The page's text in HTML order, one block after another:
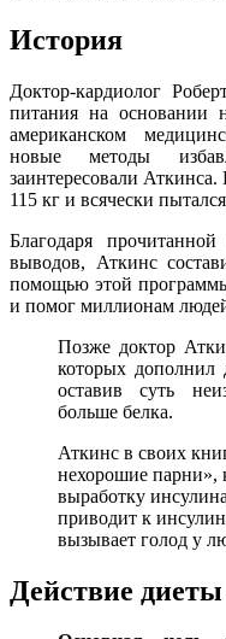
История
Доктор-кардиолог
питания на основании
американском
новые методы
заинтересовали
115 кг и всячески
Благодаря
выводов, Аткинс
помощью этой
и помог миллионам
Позже доктор
которых
оставив суть
больше белка.
Аткинс в своих
нехорошие парни»,
выработку
приводит к
вызывает голод у
Действие